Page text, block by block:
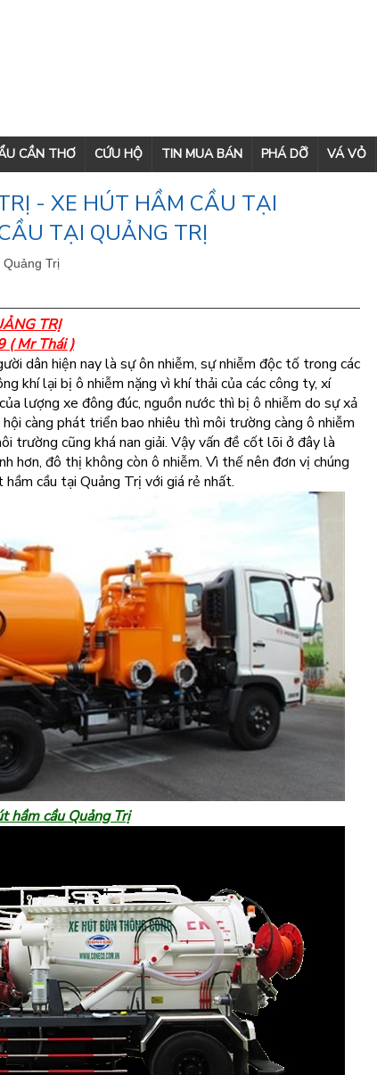
CẦN THƠ CỨU HỘ TIN MUA BÁN PHÁ DỠ VÁ VỎ
- XE HÚT HẦM CẦU TẠI
TẠI QUẢNG TRỊ
Trị
TRỊ
( Mr Thái )
dân hiện nay là sự ôn nhiễm, sự nhiễm độc tố trong các
khí lại bị ô nhiễm nặng vì khí thải của các công ty, xí
lượng xe đông đúc, nguồn nước thì bị ô nhiễm do sự xả
càng phát triển bao nhiêu thì môi trường càng ô nhiễm
trường cũng khá nan giải. Vậy vấn đề cốt lõi ở đây là
hơn, đô thị không còn ô nhiễm. Vì thế nên đơn vị chúng
cầu tại Quảng Trị với giá rẻ nhất.
hầm cầu Quảng Trị